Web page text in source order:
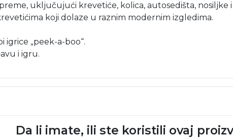
uključujući krevetiće, kolica, autosedišta, nosiljke
koji dolaze u raznim modernim izgledima.
igrice „peek-a-boo“.
i igru.
Da li imate, ili ste koristili ovaj